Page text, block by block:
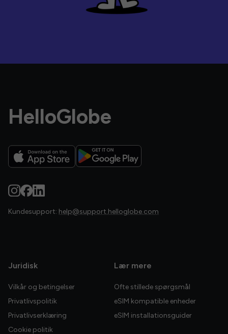
HelloGlobe
Kundesupport: help@support.helloglobe.com
Juridisk
Vilkår og betingelser
Privatlivspolitik
Privatlivserklæring
Cookie politik
Lær mere
Ofte stillede spørgsmål
eSIM kompatible enheder
eSIM installationsguider